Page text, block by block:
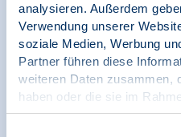
analysieren. Außerdem
Verwendung unserer
soziale Medien, Werbung
Partner führen diese
weiteren Daten zusammen,
haben oder die sie im
gesammelt haben.
09.01.2025
Pressemitteilung
BDP ruft alle Parteien
demokratiefördernden